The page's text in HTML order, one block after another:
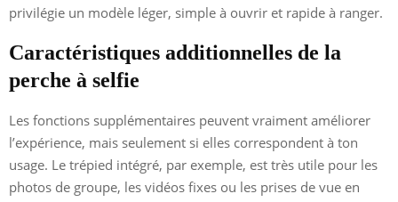
privilégie un modèle léger, simple à ouvrir et rapide à ranger.
Caractéristiques additionnelles de la
perche à selfie
Les fonctions supplémentaires peuvent vraiment améliorer
l’expérience, mais seulement si elles correspondent à ton
usage. Le trépied intégré, par exemple, est très utile pour les
photos de groupe, les vidéos fixes ou les prises de vue en